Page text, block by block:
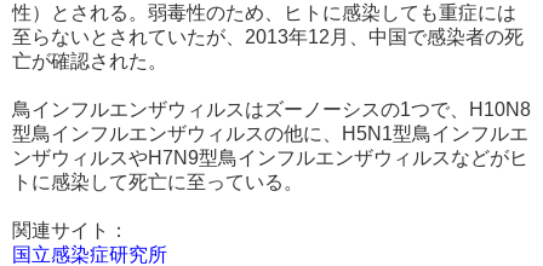
性）とされる。弱毒性のため、ヒトに感染しても重症には
至らないとされていたが、2013年12月、中国で感染者の死
亡が確認された。
鳥インフルエンザウィルスはズーノーシスの1つで、H10N8
型鳥インフルエンザウィルスの他に、H5N1型鳥インフルエ
ンザウィルスやH7N9型鳥インフルエンザウィルスなどがヒ
トに感染して死亡に至っている。
関連サイト：
国立感染症研究所